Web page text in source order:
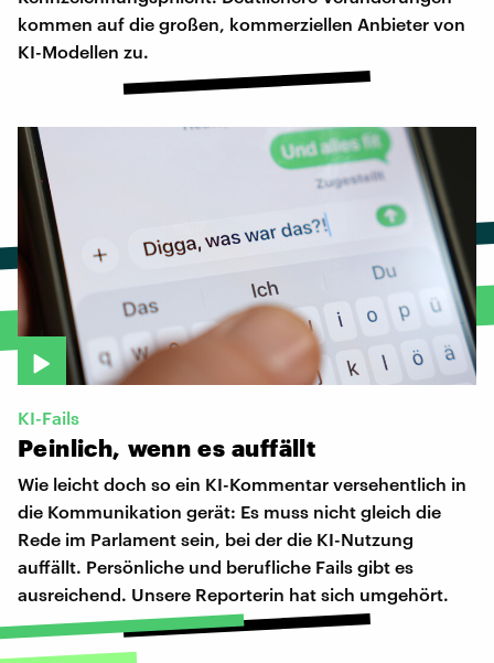
kommen auf die großen, kommerziellen Anbieter von
KI-Modellen zu.
KI-Fails
Peinlich, wenn es auffällt
Wie leicht doch so ein KI-Kommentar versehentlich in
die Kommunikation gerät: Es muss nicht gleich die
Rede im Parlament sein, bei der die KI-Nutzung
auffällt. Persönliche und berufliche Fails gibt es
ausreichend. Unsere Reporterin hat sich umgehört.